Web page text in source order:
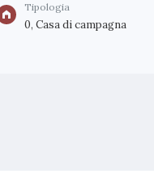
Tipologia
0, Casa di campagna